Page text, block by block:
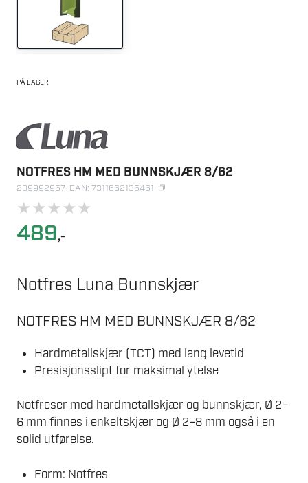
PÅ LAGER
NOTFRES HM MED BUNNSKJÆR 8/62
209992957· EAN: 7311662135461
★★★★★
489,-
Notfres Luna Bunnskjær
NOTFRES HM MED BUNNSKJÆR 8/62
Hardmetallskjær (TCT) med lang levetid
Presisjonsslipt for maksimal ytelse
Notfreser med hardmetallskjær og bunnskjær, Ø 2–
6 mm finnes i enkeltskjær og Ø 2–8 mm også i en
solid utførelse.
Form: Notfres